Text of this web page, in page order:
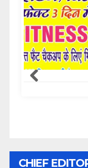
Samachar
CHIEF